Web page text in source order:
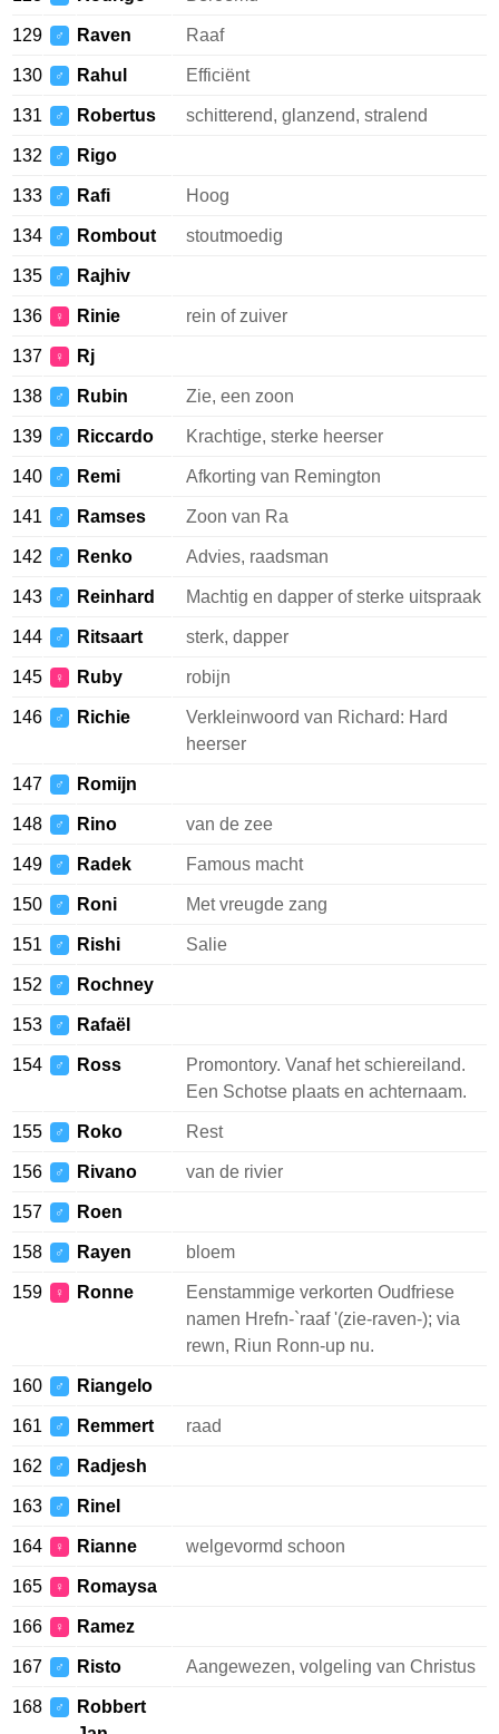
129 ♂ Raven Raaf
130 ♂ Rahul Efficiënt
131 ♂ Robertus schitterend, glanzend, stralend
132 ♂ Rigo
133 ♂ Rafi Hoog
134 ♂ Rombout stoutmoedig
135 ♂ Rajhiv
136 ♀ Rinie rein of zuiver
137 ♀ Rj
138 ♂ Rubin Zie, een zoon
139 ♂ Riccardo Krachtige, sterke heerser
140 ♂ Remi Afkorting van Remington
141 ♂ Ramses Zoon van Ra
142 ♂ Renko Advies, raadsman
143 ♂ Reinhard Machtig en dapper of sterke uitspraak
144 ♂ Ritsaart sterk, dapper
145 ♀ Ruby robijn
146 ♂ Richie
Verkleinwoord van Richard: Hard
heerser
147 ♂ Romijn
148 ♂ Rino van de zee
149 ♂ Radek Famous macht
150 ♂ Roni Met vreugde zang
151 ♂ Rishi Salie
152 ♂ Rochney
153 ♂ Rafaël
154 ♂ Ross
Promontory. Vanaf het schiereiland.
Een Schotse plaats en achternaam.
155 ♂ Roko Rest
156 ♂ Rivano van de rivier
157 ♂ Roen
158 ♂ Rayen bloem
159 ♀ Ronne
Eenstammige verkorten Oudfriese
namen Hrefn-`raaf '(zie-raven-); via
rewn, Riun Ronn-up nu.
160 ♂ Riangelo
161 ♂ Remmert raad
162 ♂ Radjesh
163 ♂ Rinel
164 ♀ Rianne welgevormd schoon
165 ♀ Romaysa
166 ♀ Ramez
167 ♂ Risto Aangewezen, volgeling van Christus
168 ♂
Robbert